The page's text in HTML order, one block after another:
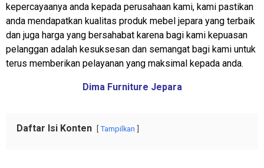
kepercayaanya anda kepada perusahaan kami, kami pastikan
anda mendapatkan kualitas produk mebel jepara yang terbaik
dan juga harga yang bersahabat karena bagi kami kepuasan
pelanggan adalah kesuksesan dan semangat bagi kami untuk
terus memberikan pelayanan yang maksimal kepada anda.
Dima Furniture Jepara
Daftar Isi Konten Tampilkan